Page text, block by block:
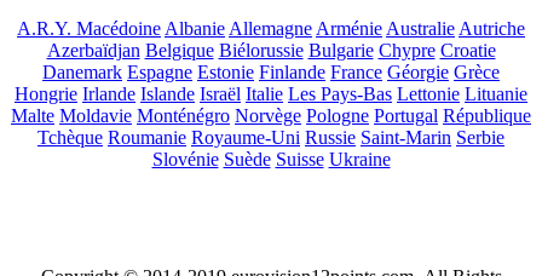
A.R.Y. MacédoineAlbanieAllemagneArménieAustralieAutriche
Azerbaïdjan Belgique Biélorussie Bulgarie Chypre Croatie
Danemark Espagne Estonie Finlande France Géorgie Grèce
Hongrie Irlande Islande Israël Italie Les Pays-Bas Lettonie Lituanie
Malte Moldavie Monténégro Norvège Pologne Portugal République
Tchèque Roumanie Royaume-Uni Russie Saint-Marin Serbie
Slovénie Suède Suisse Ukraine